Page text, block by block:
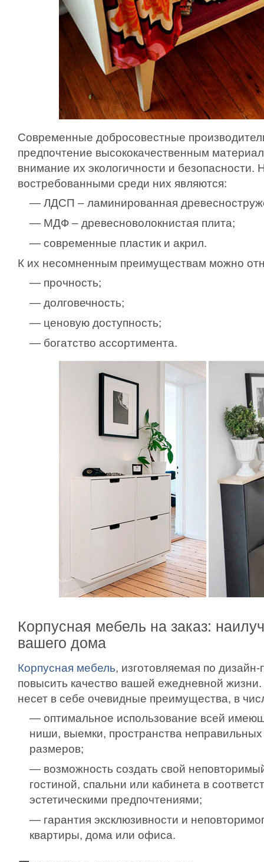
Современные добросовестные
предпочтение высококачественным
внимание их экологичности и безопасности.
востребованными среди них являются:
— ЛДСП – ламинированная
— МДФ – древесноволокнистая плита;
— современные пластик и акрил.
К их несомненным преимуществам можно
— прочность;
— долговечность;
— ценовую доступность;
— богатство ассортимента.
Корпусная мебель на заказ:
вашего дома
Корпусная мебель, изготовляемая по
повысить качество вашей ежедневной жизни.
несет в себе очевидные преимущества, в
— оптимальное использование всей
ниши, выемки, пространства
размеров;
— возможность создать свой
гостиной, спальни или кабинета в
эстетическими предпочтениями;
— гарантия эксклюзивности и
квартиры, дома или офиса.